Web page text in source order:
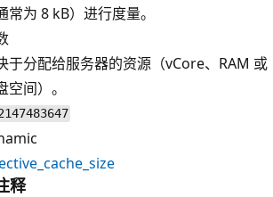
常为 8 kB）进行度量。
于分配给服务器的资源（vCore、RAM 或
空间）。
释